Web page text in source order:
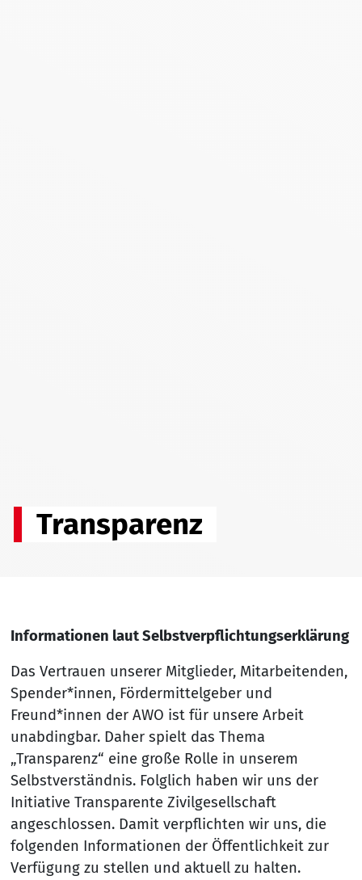
Transparenz
Informationen laut Selbstverpflichtungserklärung
Das Vertrauen unserer Mitglieder, Mitarbeitenden,
Spender*innen, Fördermittelgeber und
Freund*innen der AWO ist für unsere Arbeit
unabdingbar. Daher spielt das Thema
„Transparenz“ eine große Rolle in unserem
Selbstverständnis. Folglich haben wir uns der
Initiative Transparente Zivilgesellschaft
angeschlossen. Damit verpflichten wir uns, die
folgenden Informationen der Öffentlichkeit zur
Verfügung zu stellen und aktuell zu halten.